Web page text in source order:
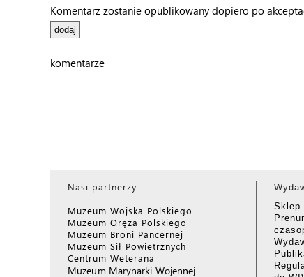
Komentarz zostanie opublikowany dopiero po
komentarze
Nasi partnerzy
Muzeum Wojska Polskiego
Muzeum Oręża Polskiego
Muzeum Broni Pancernej
Muzeum Sił Powietrznych
Centrum Weterana
Muzeum Marynarki Wojennej
Sklep